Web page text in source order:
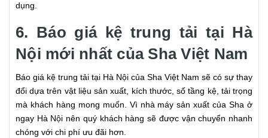
dụng.
6. Báo giá kệ trung tải tại Hà
Nội mới nhất của Sha Việt Nam
Báo giá kệ trung tải tại Hà Nội của Sha Việt Nam sẽ có sự thay
đổi dựa trên vật liệu sản xuất, kích thước, số tầng kệ, tải trọng
mà khách hàng mong muốn. Vì nhà máy sản xuất của Sha ở
ngay Hà Nội nên quý khách hàng sẽ được vận chuyển nhanh
chóng với chi phí ưu đãi hơn.